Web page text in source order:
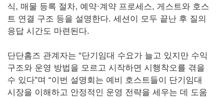
식, 매물 등록 절차, 예약·계약 프로세스, 게스트와 호스
트 연결 구조 등을 설명한다. 세션이 모두 끝난 후 질의
응답 시간도 마련된다.
단단홈즈 관계자는 “단기임대 수요가 늘고 있지만 수익
구조와 운영 방법을 모르고 시작하면 시행착오를 겪을
수 있다”며 “이번 설명회는 예비 호스트들이 단기임대
시장을 이해하고 안정적인 운영 전략을 세우는 데 도움